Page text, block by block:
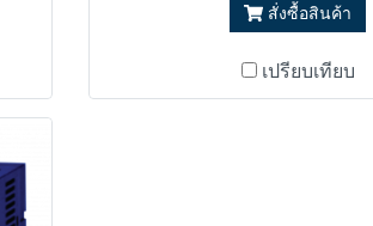
สั่งซื้อสินค้า
เปรียบเทียบ